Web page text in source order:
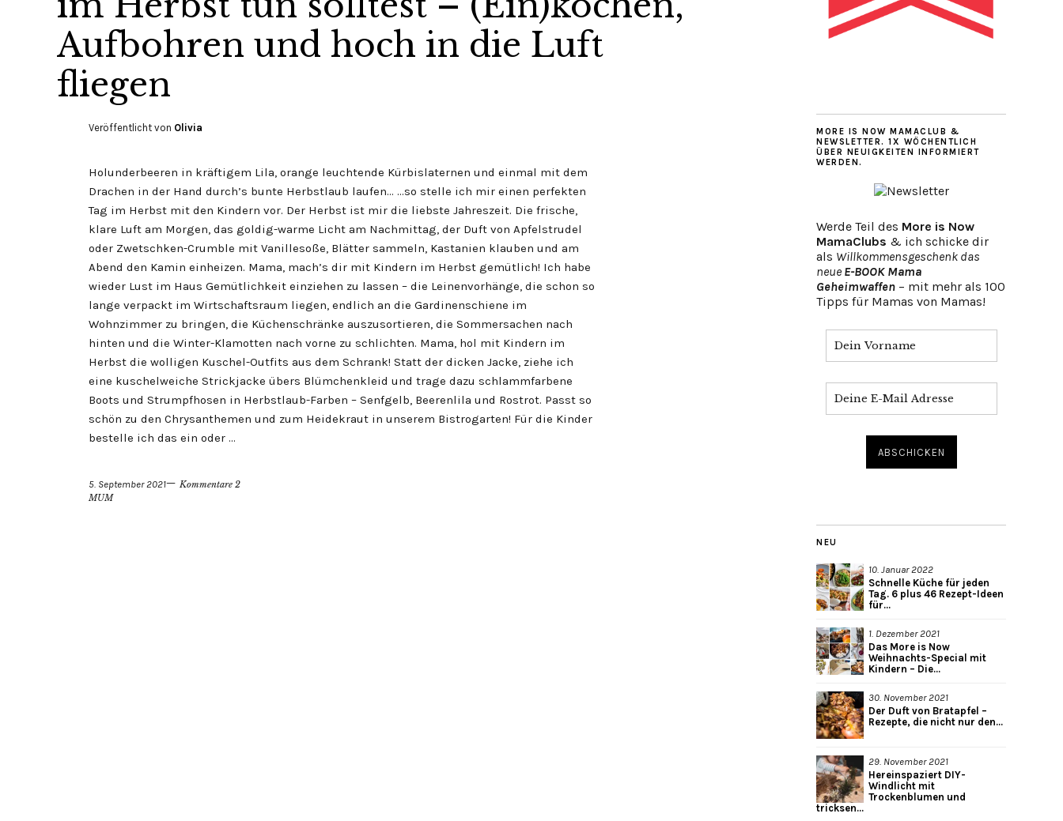
Aufbohren und hoch in die Luft
fliegen
Veröffentlicht von Olivia
Holunderbeeren in kräftigem Lila, orange leuchtende Kürbislaternen und einmal mit dem
Drachen in der Hand durch’s bunte Herbstlaub laufen… …so stelle ich mir einen perfekten
Tag im Herbst mit den Kindern vor. Der Herbst ist mir die liebste Jahreszeit. Die frische,
klare Luft am Morgen, das goldig-warme Licht am Nachmittag, der Duft von Apfelstrudel
oder Zwetschken-Crumble mit Vanillesoße, Blätter sammeln, Kastanien klauben und am
Abend den Kamin einheizen. Mama, mach’s dir mit Kindern im Herbst gemütlich! Ich habe
wieder Lust im Haus Gemütlichkeit einziehen zu lassen – die Leinenvorhänge, die schon so
lange verpackt im Wirtschaftsraum liegen, endlich an die Gardinenschiene im
Wohnzimmer zu bringen, die Küchenschränke auszusortieren, die Sommersachen nach
hinten und die Winter-Klamotten nach vorne zu schlichten. Mama, hol mit Kindern im
Herbst die wolligen Kuschel-Outfits aus dem Schrank! Statt der dicken Jacke, ziehe ich
eine kuschelweiche Strickjacke übers Blümchenkleid und trage dazu schlammfarbene
Boots und Strumpfhosen in Herbstlaub-Farben – Senfgelb, Beerenlila und Rostrot. Passt so
schön zu den Chrysanthemen und zum Heidekraut in unserem Bistrogarten! Für die Kinder
bestelle ich das ein oder …
5. September 2021
Kommentare 2
MUM
MORE IS NOW MAMACLUB &
NEWSLETTER. 1X WÖCHENTLICH
ÜBER NEUIGKEITEN INFORMIERT
WERDEN.
Werde Teil des More is Now
MamaClubs & ich schicke dir
als Willkommensgeschenk das
neue E-BOOK Mama
Geheimwaffen – mit mehr als 100
Tipps für Mamas von Mamas!
NEU
10. Januar 2022
Schnelle Küche für jeden
Tag. 6 plus 46 Rezept-Ideen
für...
1. Dezember 2021
Das More is Now
Weihnachts-Special mit
Kindern – Die...
30. November 2021
Der Duft von Bratapfel –
Rezepte, die nicht nur den...
29. November 2021
Hereinspaziert DIY-
Windlicht mit
Trockenblumen und
tricksen...